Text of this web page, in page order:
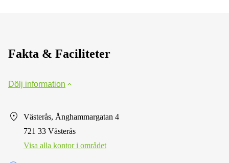
Fakta & Faciliteter
Dölj information
Västerås, Ånghammargatan 4
721 33 Västerås
Visa alla kontor i området